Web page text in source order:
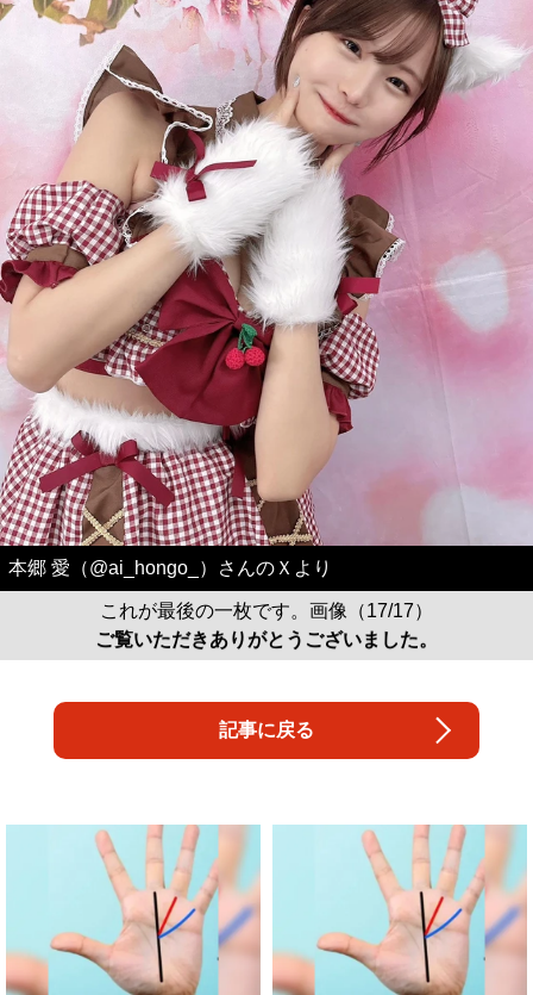
本郷 愛（@ai_hongo_）さんのＸより
これが最後の一枚です。画像（17/17）
ご覧いただきありがとうございました。
記事に戻る